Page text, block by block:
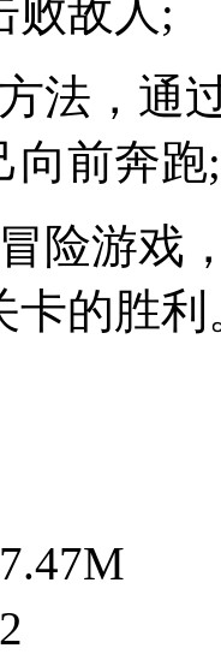
败敌人;
法，通
向前奔跑;
险游戏
卡的胜利